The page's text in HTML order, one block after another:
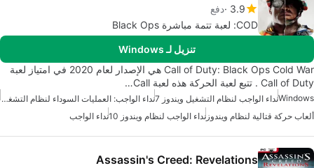
3.9 دفع
COD: لعبة تتمة مباشرة Black Ops
تنزيل لـ Windows
Call of Duty: Black Ops Cold War هي الإصدار لعام 2020 في امتياز لعبة
Call of Duty . تتبع لعبة الحركة هذه لعبة Call…
Windowsنداء الواجب لنظام التشغيل ويندوز 7
نداء الواجب: العمليات السوداء لنظام التشغيل ويندوز
ألعاب حركة قتالية لنظام ويندوز نداء الواجب لنظام ويندوز 10 نداء الواجب
Assassin's Creed: Revelations